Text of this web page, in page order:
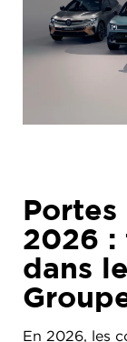
2026 :
dans
En 2026, les